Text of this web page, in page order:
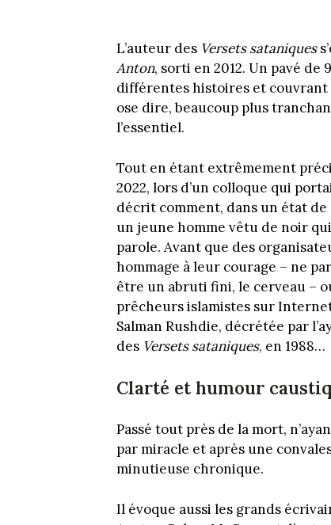
L’auteur des Versets sataniques
Anton, sorti en 2012. Un pavé
différentes histoires et couvrant
ose dire, beaucoup plus
l’essentiel.
Tout en étant extrêmement
2022, lors d’un colloque qui
décrit comment, dans un état
un jeune homme vêtu de noir
parole. Avant que des
hommage à leur courage – ne
être un abruti fini, le cerveau –
prêcheurs islamistes sur
Salman Rushdie, décrétée par
des Versets sataniques, en 1988…
Clarté et humour
Passé tout près de la mort,
par miracle et après une
minutieuse chronique.
Il évoque aussi les grands